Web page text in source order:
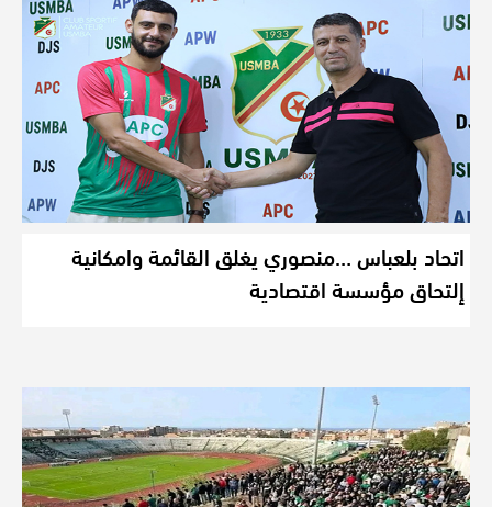
اتحاد بلعباس …منصوري يغلق القائمة وامكانية
إلتحاق مؤسسة اقتصادية